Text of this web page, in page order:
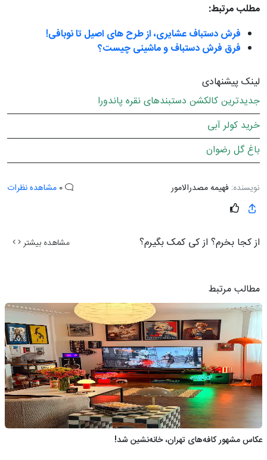
مطلب مرتبط:
فرش دستباف عشایری، از طرح های اصیل تا نوبافی!
فرق فرش دستباف و ماشینی چیست؟
لینک پیشنهادی
جدیدترین کالکشن دستبندهای نقره پاندورا
خرید کولر آبی
باغ گل رضوان
نویسنده: فهیمه مصدرالامور مشاهده نظرات
از کجا بخرم؟ از کی کمک بگیرم؟ مشاهده بیشتر
مطالب مرتبط
عکاس مشهور کافه‌های تهران، خانه‌نشین شد!